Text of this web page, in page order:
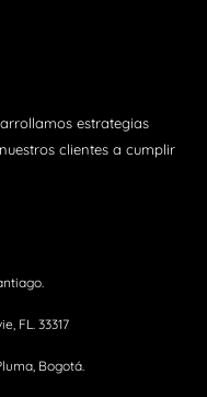
estrategias
clientes a cumplir
FL. 33317
Bogotá.